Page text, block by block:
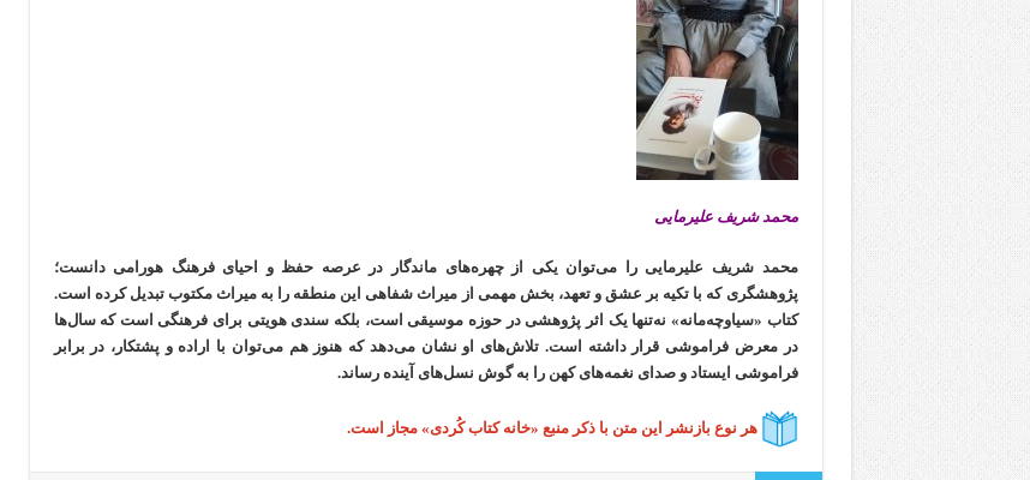
محمد شریف علیرمایی
محمد شریف علیرمایی را می‌توان یکی از چهره‌های ماندگار در عرصه حفظ و احیای فرهنگ هورامی دانست؛
پژوهشگری که با تکیه بر عشق و تعهد، بخش مهمی از میراث شفاهی این منطقه را به میراث مکتوب تبدیل کرده است.
کتاب «سیاوچه‌مانه» نه‌تنها یک اثر پژوهشی در حوزه موسیقی است، بلکه سندی هویتی برای فرهنگی است که سال‌ها
در معرض فراموشی قرار داشته است. تلاش‌های او نشان می‌دهد که هنوز هم می‌توان با اراده و پشتکار، در برابر
فراموشی ایستاد و صدای نغمه‌های کهن را به گوش نسل‌های آینده رساند.
هر نوع بازنشر این متن با ذکر منبع «خانه کتاب کُردی» مجاز است.